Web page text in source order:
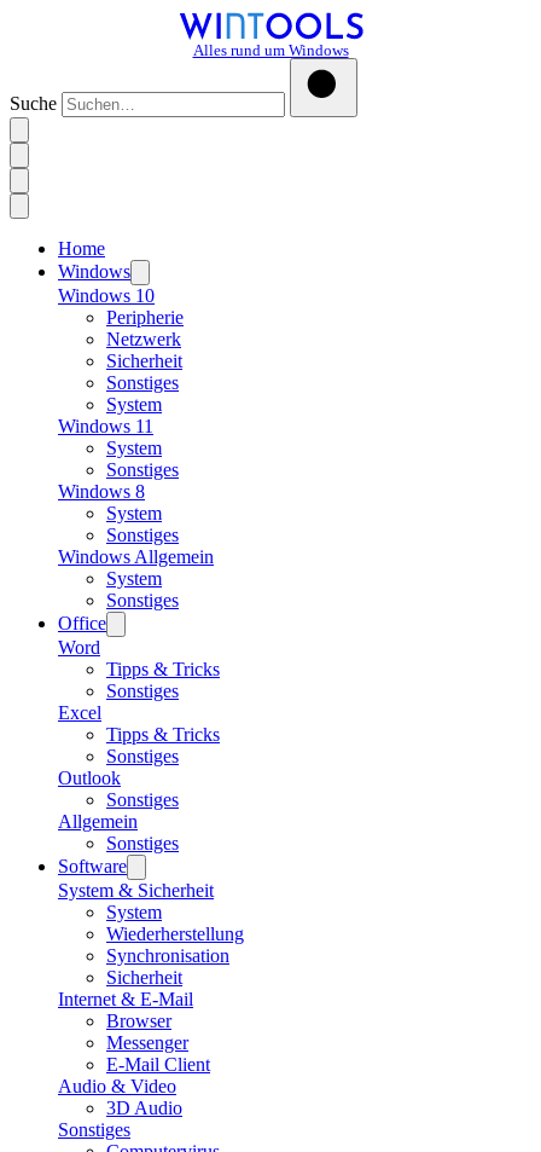
Alles rund um Windows
Suche
Home
Windows
Windows 10
Peripherie
Netzwerk
Sicherheit
Sonstiges
System
Windows 11
System
Sonstiges
Windows 8
System
Sonstiges
Windows Allgemein
System
Sonstiges
Office
Word
Tipps & Tricks
Sonstiges
Excel
Tipps & Tricks
Sonstiges
Outlook
Sonstiges
Allgemein
Sonstiges
Software
System & Sicherheit
System
Wiederherstellung
Synchronisation
Sicherheit
Internet & E-Mail
Browser
Messenger
E-Mail Client
Audio & Video
3D Audio
Sonstiges